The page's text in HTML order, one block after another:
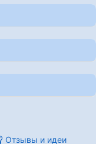
Отзывы и идеи